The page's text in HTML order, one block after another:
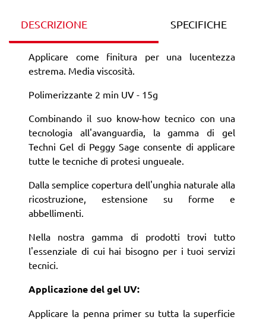
DESCRIZIONE SPECIFICHE
Applicare come finitura per una lucentezza
estrema. Media viscosità.
Polimerizzante 2 min UV - 15g
Combinando il suo know-how tecnico con una
tecnologia all'avanguardia, la gamma di gel
Techni Gel di Peggy Sage consente di applicare
tutte le tecniche di protesi ungueale.
Dalla semplice copertura dell'unghia naturale alla
ricostruzione, estensione su forme e
abbellimenti.
Nella nostra gamma di prodotti trovi tutto
l'essenziale di cui hai bisogno per i tuoi servizi
tecnici.
Applicazione del gel UV:
Applicare la penna primer su tutta la superficie